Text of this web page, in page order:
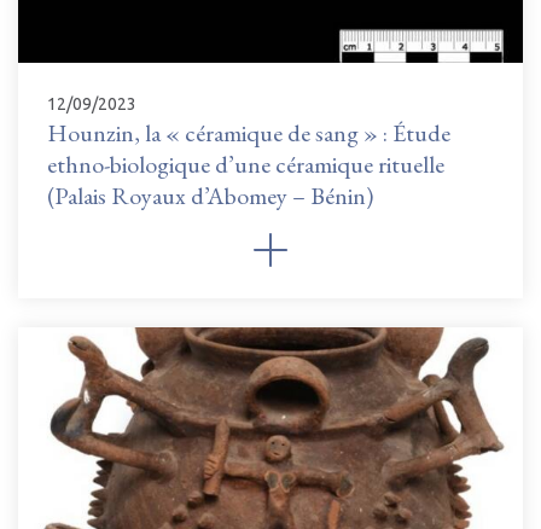
12/09/2023
Hounzin, la « céramique de sang » : Étude
ethno-biologique d’une céramique rituelle
(Palais Royaux d’Abomey – Bénin)